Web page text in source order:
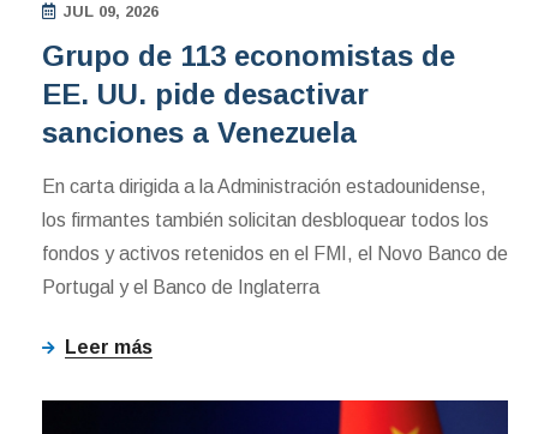
JUL 09, 2026
Grupo de 113 economistas de
EE. UU. pide desactivar
sanciones a Venezuela
En carta dirigida a la Administración estadounidense,
los firmantes también solicitan desbloquear todos los
fondos y activos retenidos en el FMI, el Novo Banco de
Portugal y el Banco de Inglaterra
Leer más